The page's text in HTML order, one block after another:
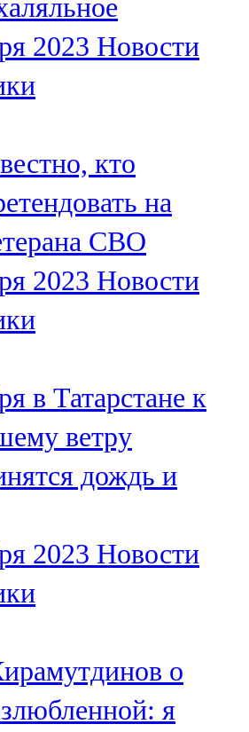
2023 Новости
кто
на
СВО
2023 Новости
в Татарстане к
ветру
дождь и
2023 Новости
о
я